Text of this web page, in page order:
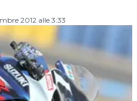
2012 alle 3:33